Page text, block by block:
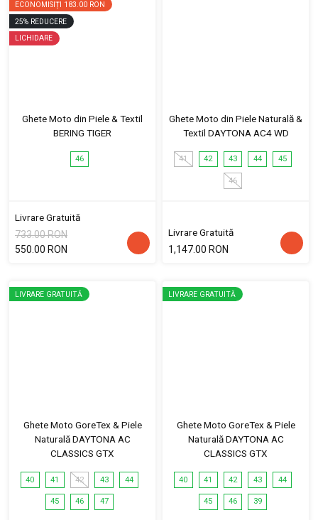
ECONOMISIȚI 183.00 RON
25% REDUCERE
LICHIDARE
Ghete Moto din Piele & Textil
BERING TIGER
46
Livrare Gratuită
733.00 RON
550.00 RON
Ghete Moto din Piele Naturală &
Textil DAYTONA AC4 WD
41 42 43 44 45
46
Livrare Gratuită
1,147.00 RON
LIVRARE GRATUITĂ
Ghete Moto GoreTex & Piele
Naturală DAYTONA AC
CLASSICS GTX
40 41 42 43 44
45 46 47
LIVRARE GRATUITĂ
Ghete Moto GoreTex & Piele
Naturală DAYTONA AC
CLASSICS GTX
40 41 42 43 44
45 46 39